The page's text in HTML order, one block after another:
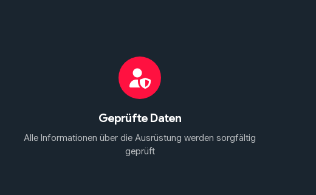
Geprüfte Daten
Alle Informationen über die Ausrüstung werden sorgfältig
geprüft